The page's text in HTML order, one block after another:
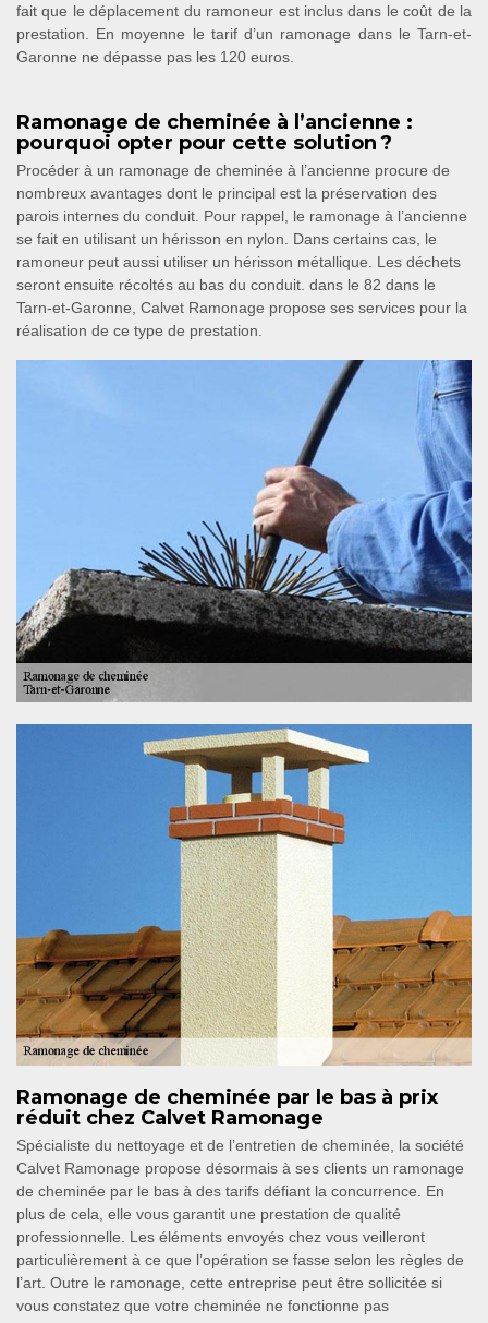
fait que le déplacement du ramoneur est inclus dans le coût de la
prestation. En moyenne le tarif d’un ramonage dans le Tarn-et-
Garonne ne dépasse pas les 120 euros.
Ramonage de cheminée à l’ancienne :
pourquoi opter pour cette solution ?
Procéder à un ramonage de cheminée à l’ancienne procure de
nombreux avantages dont le principal est la préservation des
parois internes du conduit. Pour rappel, le ramonage à l’ancienne
se fait en utilisant un hérisson en nylon. Dans certains cas, le
ramoneur peut aussi utiliser un hérisson métallique. Les déchets
seront ensuite récoltés au bas du conduit. dans le 82 dans le
Tarn-et-Garonne, Calvet Ramonage propose ses services pour la
réalisation de ce type de prestation.
Ramonage de cheminée par le bas à prix
réduit chez Calvet Ramonage
Spécialiste du nettoyage et de l’entretien de cheminée, la société
Calvet Ramonage propose désormais à ses clients un ramonage
de cheminée par le bas à des tarifs défiant la concurrence. En
plus de cela, elle vous garantit une prestation de qualité
professionnelle. Les éléments envoyés chez vous veilleront
particulièrement à ce que l’opération se fasse selon les règles de
l’art. Outre le ramonage, cette entreprise peut être sollicitée si
vous constatez que votre cheminée ne fonctionne pas